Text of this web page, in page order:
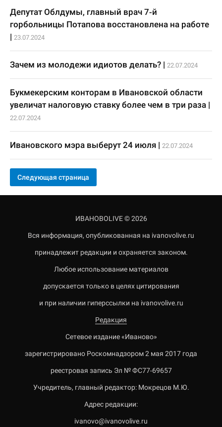
Депутат Облдумы, главный врач 7-й
горбольницы Потапова восстановлена на работе
| 23.07.2024
Зачем из молодежи идиотов делать? | 22.07.2024
Букмекерским конторам в Ивановской области
увеличат налоговую ставку более чем в три раза |
22.07.2024
Ивановского мэра выберут 24 июля | 22.07.2024
Следующая страница
ИВАНОВОLIVE © 2026
Вся информация, опубликованная на ivanovolive.ru
принадлежит редакции и охраняется законом.
Любое использование материалов
допускается только в целях цитирования
и при наличии гиперссылки на ivanovolive.ru
Редакция
Сетевое издание «Иваново»
зарегистрировано Роскомнадзором 2 мая 2017 года
реестровая запись Эл № ФС77-69657
Учредитель, главный редактор: Мокрецов М.Ю.
Адрес редакции:
ivanovo@ivanovolive.ru